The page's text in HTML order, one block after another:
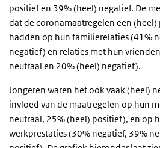
positief en 39% (heel) negatief. De
dat de coronamaatregelen een
hadden op hun familierelaties (41%
negatief) en relaties met hun
neutraal en 20% (heel) negatief).
Jongeren waren het ook vaak (heel)
invloed van de maatregelen op hun
neutraal, 25% (heel) positief), en op
werkprestaties (30% negatief, 39%